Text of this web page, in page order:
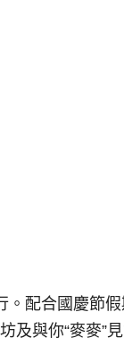
。配合國慶節
與你“麥麥”